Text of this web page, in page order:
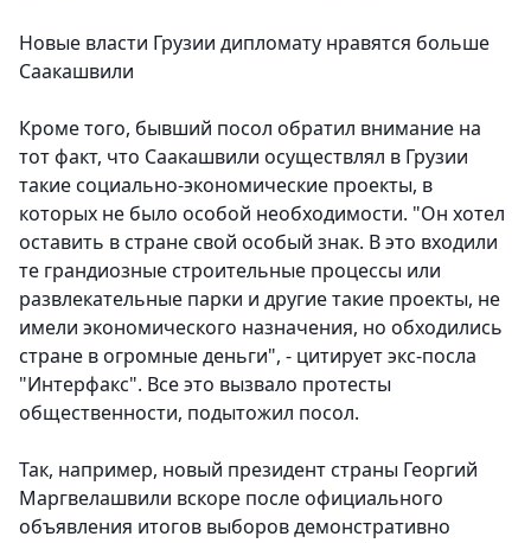
Новые власти Грузии дипломату нравятся больше
Саакашвили
Кроме того, бывший посол обратил внимание на
тот факт, что Саакашвили осуществлял в Грузии
такие социально-экономические проекты, в
которых не было особой необходимости. "Он хотел
оставить в стране свой особый знак. В это входили
те грандиозные строительные процессы или
развлекательные парки и другие такие проекты, не
имели экономического назначения, но обходились
стране в огромные деньги", - цитирует экс-посла
"Интерфакс". Все это вызвало протесты
общественности, подытожил посол.
Так, например, новый президент страны Георгий
Маргвелашвили вскоре после официального
объявления итогов выборов демонстративно